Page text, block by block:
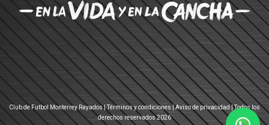
Club de Futbol Monterrey Rayados |Términos y condiciones |Aviso de privacidad | Todos los
derechos reservados 2026